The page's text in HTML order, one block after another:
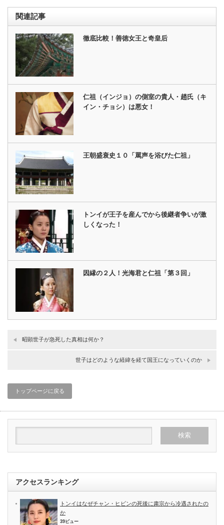
関連記事
徹底比較！善徳女王と奇皇后
仁祖（インジョ）の側室の貴人・趙氏（キ
イン・チョシ）は悪女！
王朝盛衰史１０「罵声を浴びた仁祖」
トンイが王子を産んでから後継者争いが激
しくなった！
因縁の２人！光海君と仁祖「第３回」
昭顕世子が急死した真相は何か？
世子はどのような経緯を経て国王になっていくのか
トップページに戻る
アクセスランキング
トンイはなぜチャン・ヒビンの死後に粛宗から冷遇されたの
か
39ビュー